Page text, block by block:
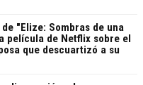
"Elize: Sombras de una
película de Netflix sobre el
que descuartizó a su